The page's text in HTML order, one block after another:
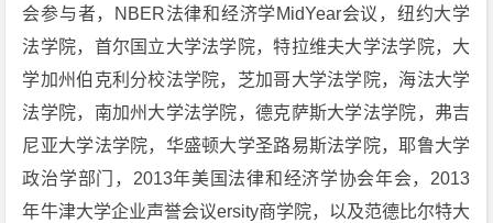
会参与者，NBER法律和经济学MidYear会议，纽约大学
法学院，首尔国立大学法学院，特拉维夫大学法学院，大
学加州伯克利分校法学院，芝加哥大学法学院，海法大学
法学院，南加州大学法学院，德克萨斯大学法学院，弗吉
尼亚大学法学院，华盛顿大学圣路易斯法学院，耶鲁大学
政治学部门，2013年美国法律和经济学协会年会，2013
年牛津大学企业声誉会议ersity商学院，以及范德比尔特大